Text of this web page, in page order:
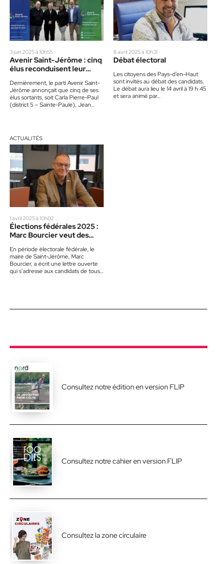
3 juin 2025 à 10h55
Avenir Saint-Jérôme : cinq
élus reconduisent leur
Dernièrement, le parti Avenir Saint-
Jérôme annonçait que cinq de ses
élus sortants, soit Carla Pierre-Paul
(district 5 – Sainte-Paule), Jean
8 avril 2025 à 10h31
Débat électoral
Les citoyens des Pays-d’en-Haut
sont invités au débat des candidats.
Le débat aura lieu le 14 avril à 19 h 45
et sera animé par…
ACTUALITÉS
1 avril 2025 à 10h02
Élections fédérales 2025 :
Marc Bourcier veut des
En période électorale fédérale, le
maire de Saint-Jérôme, Marc
Bourcier, a écrit une lettre ouverte
qui s’adresse aux candidats de tous
Consultez notre édition en version FLIP
Consultez notre cahier en version FLIP
Consultez la zone circulaire